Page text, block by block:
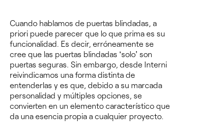
Cuando hablamos de puertas blindadas, a
priori puede parecer que lo que prima es su
funcionalidad. Es decir, erróneamente se
cree que las puertas blindadas ‘solo’ son
puertas seguras. Sin embargo, desde Interni
reivindicamos una forma distinta de
entenderlas y es que, debido a su marcada
personalidad y múltiples opciones, se
convierten en un elemento característico que
da una esencia propia a cualquier proyecto.